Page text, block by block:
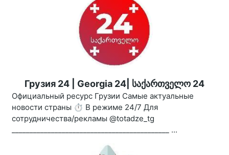
Грузия 24 | Georgia 24| საქართველო 24
Официальный ресурс Грузии Самые актуальные
новости страны ⏱ В режиме 24/7 Для
сотрудничества/рекламы @totadze_tg
____________________________________________ ...